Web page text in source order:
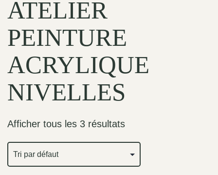
ATELIER
PEINTURE
ACRYLIQUE
NIVELLES
Afficher tous les 3 résultats